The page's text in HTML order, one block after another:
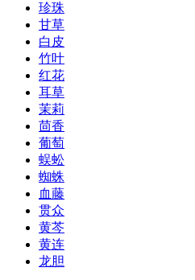
珍珠
甘草
白皮
竹叶
红花
耳草
茉莉
茴香
葡萄
蜈蚣
蜘蛛
血藤
贯众
黄芩
黄连
龙胆